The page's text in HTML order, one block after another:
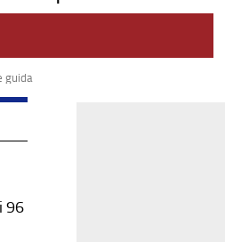
guida
96